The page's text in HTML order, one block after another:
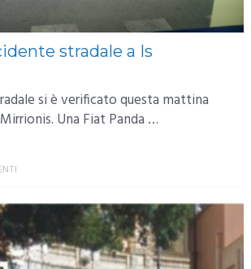
stradale a Is
si è verificato questa mattina
Una Fiat Panda …